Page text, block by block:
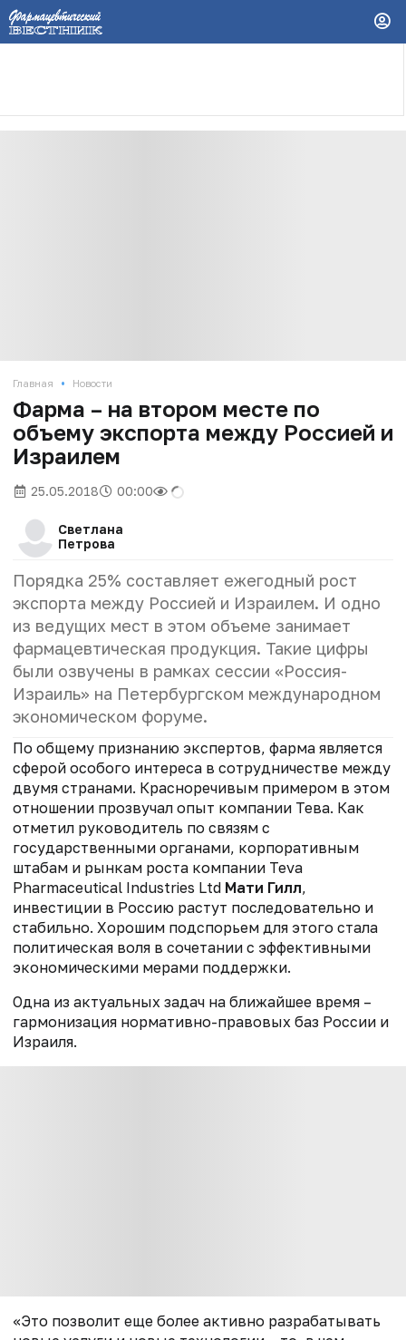
Главная • Новости
Фарма – на втором месте по
объему экспорта между Россией и
Израилем
25.05.2018 00:00
Светлана
Петрова
Порядка 25% составляет ежегодный рост
экспорта между Россией и Израилем. И одно
из ведущих мест в этом объеме занимает
фармацевтическая продукция. Такие цифры
были озвучены в рамках сессии «Россия-
Израиль» на Петербургском международном
экономическом форуме.
По общему признанию экспертов, фарма является
сферой особого интереса в сотрудничестве между
двумя странами. Красноречивым примером в этом
отношении прозвучал опыт компании Тева. Как
отметил руководитель по связям с
государственными органами, корпоративным
штабам и рынкам роста компании Teva
Pharmaceutical Industries Ltd Мати Гилл,
инвестиции в Россию растут последовательно и
стабильно. Хорошим подспорьем для этого стала
политическая воля в сочетании с эффективными
экономическими мерами поддержки.
Одна из актуальных задач на ближайшее время –
гармонизация нормативно-правовых баз России и
Израиля.
«Это позволит еще более активно разрабатывать